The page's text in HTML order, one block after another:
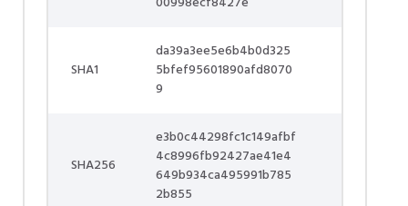
SHA1
da39a3ee5e6b4b0d325
5bfef95601890afd8070
9
SHA256
e3b0c44298fc1c149afbf
4c8996fb92427ae41e4
649b934ca495991b785
2b855